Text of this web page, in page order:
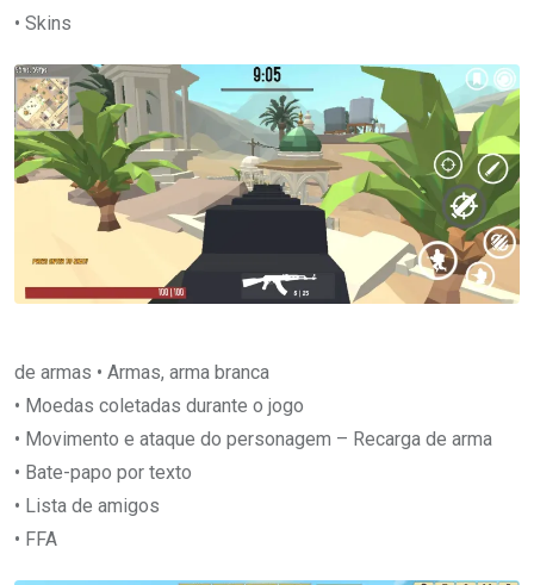
• Skins
de armas • Armas, arma branca
• Moedas coletadas durante o jogo
• Movimento e ataque do personagem – Recarga de arma
• Bate-papo por texto
• Lista de amigos
• FFA